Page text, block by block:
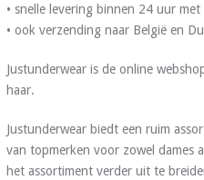
• snelle levering binnen 24 uur
• ook verzending naar België en
Justunderwear is de online
haar.
Justunderwear biedt een ruim
van topmerken voor zowel dames
het assortiment verder uit te